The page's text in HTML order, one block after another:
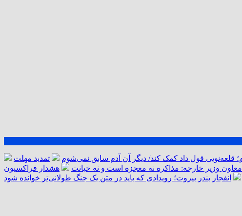
تمدید مهلت
معاون وزیر خارجه: مذاکره نه معجزه است و نه خیانت
هشدار فراکسیون
انفجار بندر بیروت؛ رویدادی که باید در متن یک جنگ طولانی‌تر خوانده شود